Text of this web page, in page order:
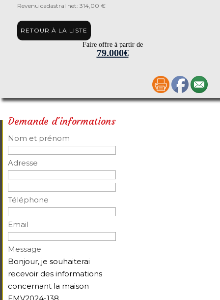
Revenu cadastral net: 314,00 €
RETOUR À LA LISTE
Faire offre à partir de
79.000€
Demande d'informations
Nom et prénom
Adresse
Téléphone
Email
Message